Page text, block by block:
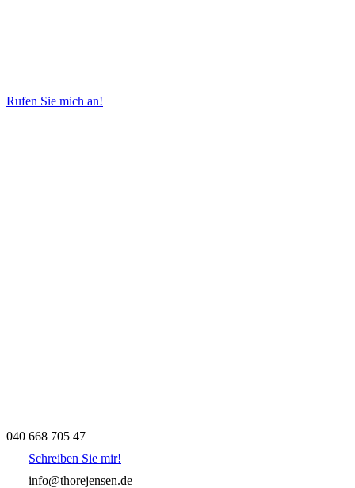
Rufen Sie mich an!
040 668 705 47
Schreiben Sie mir!
info@thorejensen.de